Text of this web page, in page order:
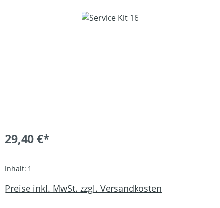
Bildergalerie überspringen
29,40 €*
Inhalt: 1
Preise inkl. MwSt. zzgl. Versandkosten